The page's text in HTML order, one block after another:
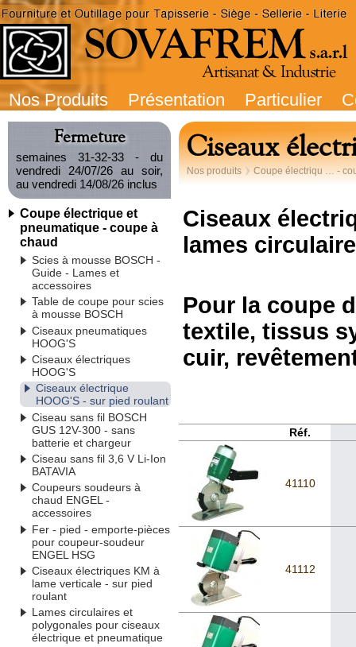
Nos Produits Présentation Particulier
Fermeture
semaines 31-32-33 - du
vendredi 24/07/26 au soir,
au vendredi 14/08/26 inclus
Coupe électrique et
pneumatique - coupe à
chaud
Scies à mousse BOSCH -
Guide - Lames et
accessoires
Table de coupe pour scies
à mousse BOSCH
Ciseaux pneumatiques
HOOG'S
Ciseaux électriques
HOOG'S
Ciseaux électrique
HOOG'S - sur pied roulant
Ciseau sans fil BOSCH
GUS 12V-300 - sans
batterie et chargeur
Ciseau sans fil 3,6 V Li-Ion
BATAVIA
Coupeurs soudeurs à
chaud ENGEL -
accessoires
Fer - pied - emporte-pièces
pour coupeur-soudeur
ENGEL HSG
Ciseaux électriques KM à
lame verticale - sur pied
roulant
Lames circulaires et
polygonales pour ciseaux
électrique et pneumatique
Ciseaux
Nos produits Coupe électriqu … -
Ciseaux
lames
Pour la coupe
textile, tissus
cuir,
Réf.
41110
41112